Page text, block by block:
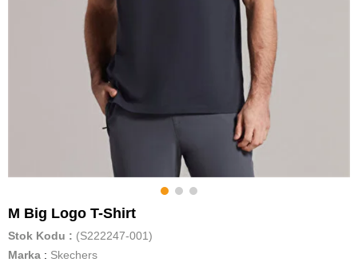
M Big Logo T-Shirt
Stok Kodu
(S222247-001)
Marka : Skechers